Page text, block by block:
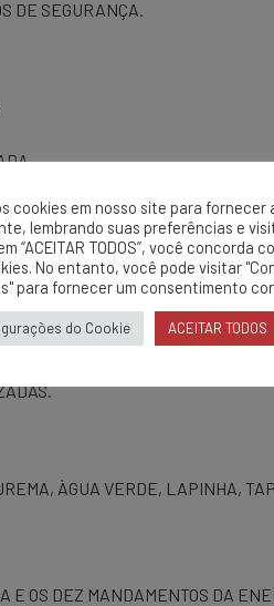
DE SEGURANÇA.
DE SEGURANÇA.
ÀGUA VERDE, LAPINHA,
OS DEZ MANDAMENTOS DA
cookies em nosso site para fornecer
lembrando suas preferências e
“ACEITAR TODOS”, você concorda
No entanto, você pode visitar
para fornecer um consentimento
do Cookie ACEITAR TODOS